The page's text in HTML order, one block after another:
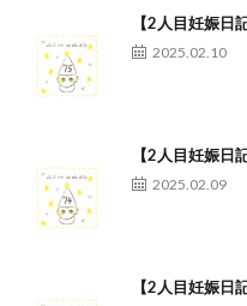
【2人目妊娠日
2025.02.10
【2人目妊娠日
2025.02.09
【2人目妊娠日